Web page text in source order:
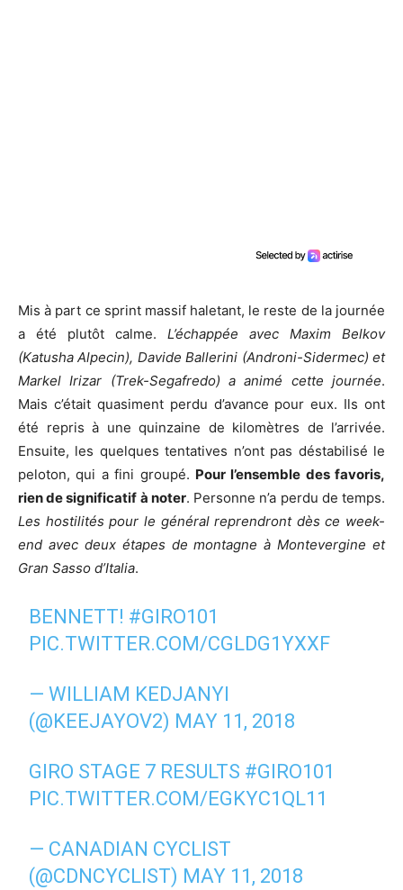
Mis à part ce sprint massif haletant, le reste de la journée
a été plutôt calme. L’échappée avec Maxim Belkov
(Katusha Alpecin), Davide Ballerini (Androni-Sidermec) et
Markel Irizar (Trek-Segafredo) a animé cette journée.
Mais c’était quasiment perdu d’avance pour eux. Ils ont
été repris à une quinzaine de kilomètres de l’arrivée.
Ensuite, les quelques tentatives n’ont pas déstabilisé le
peloton, qui a fini groupé. Pour l’ensemble des favoris,
rien de significatif à noter. Personne n’a perdu de temps.
Les hostilités pour le général reprendront dès ce week-
end avec deux étapes de montagne à Montevergine et
Gran Sasso d’Italia.
BENNETT! #GIRO101
PIC.TWITTER.COM/CGLDG1YXXF
— WILLIAM KEDJANYI
(@KEEJAYOV2) MAY 11, 2018
GIRO STAGE 7 RESULTS #GIRO101
PIC.TWITTER.COM/EGKYC1QL11
— CANADIAN CYCLIST
(@CDNCYCLIST) MAY 11, 2018